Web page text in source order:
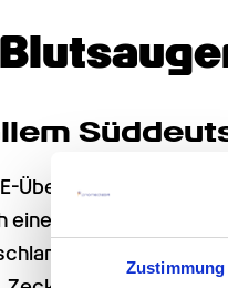
Zustimmung
Übertragung kann
eine
die höchste